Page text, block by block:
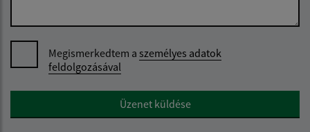
Megismerkedtem a személyes adatok
feldolgozásával
Google reCaptcha ResponseÜzenet küldése